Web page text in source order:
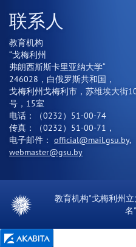
联系人
教育机构
“戈梅利州
弗朗西斯斯卡里亚纳大学“
246028，白俄罗斯共和国，
戈梅利州戈梅利市，苏维埃大街
号，15室
电话：（0232）51-00-74
传真：（0232）51-00-71，
电子邮件： official@mail.gsu.by,
webmaster@gsu.by
教育机构"戈梅利州
名